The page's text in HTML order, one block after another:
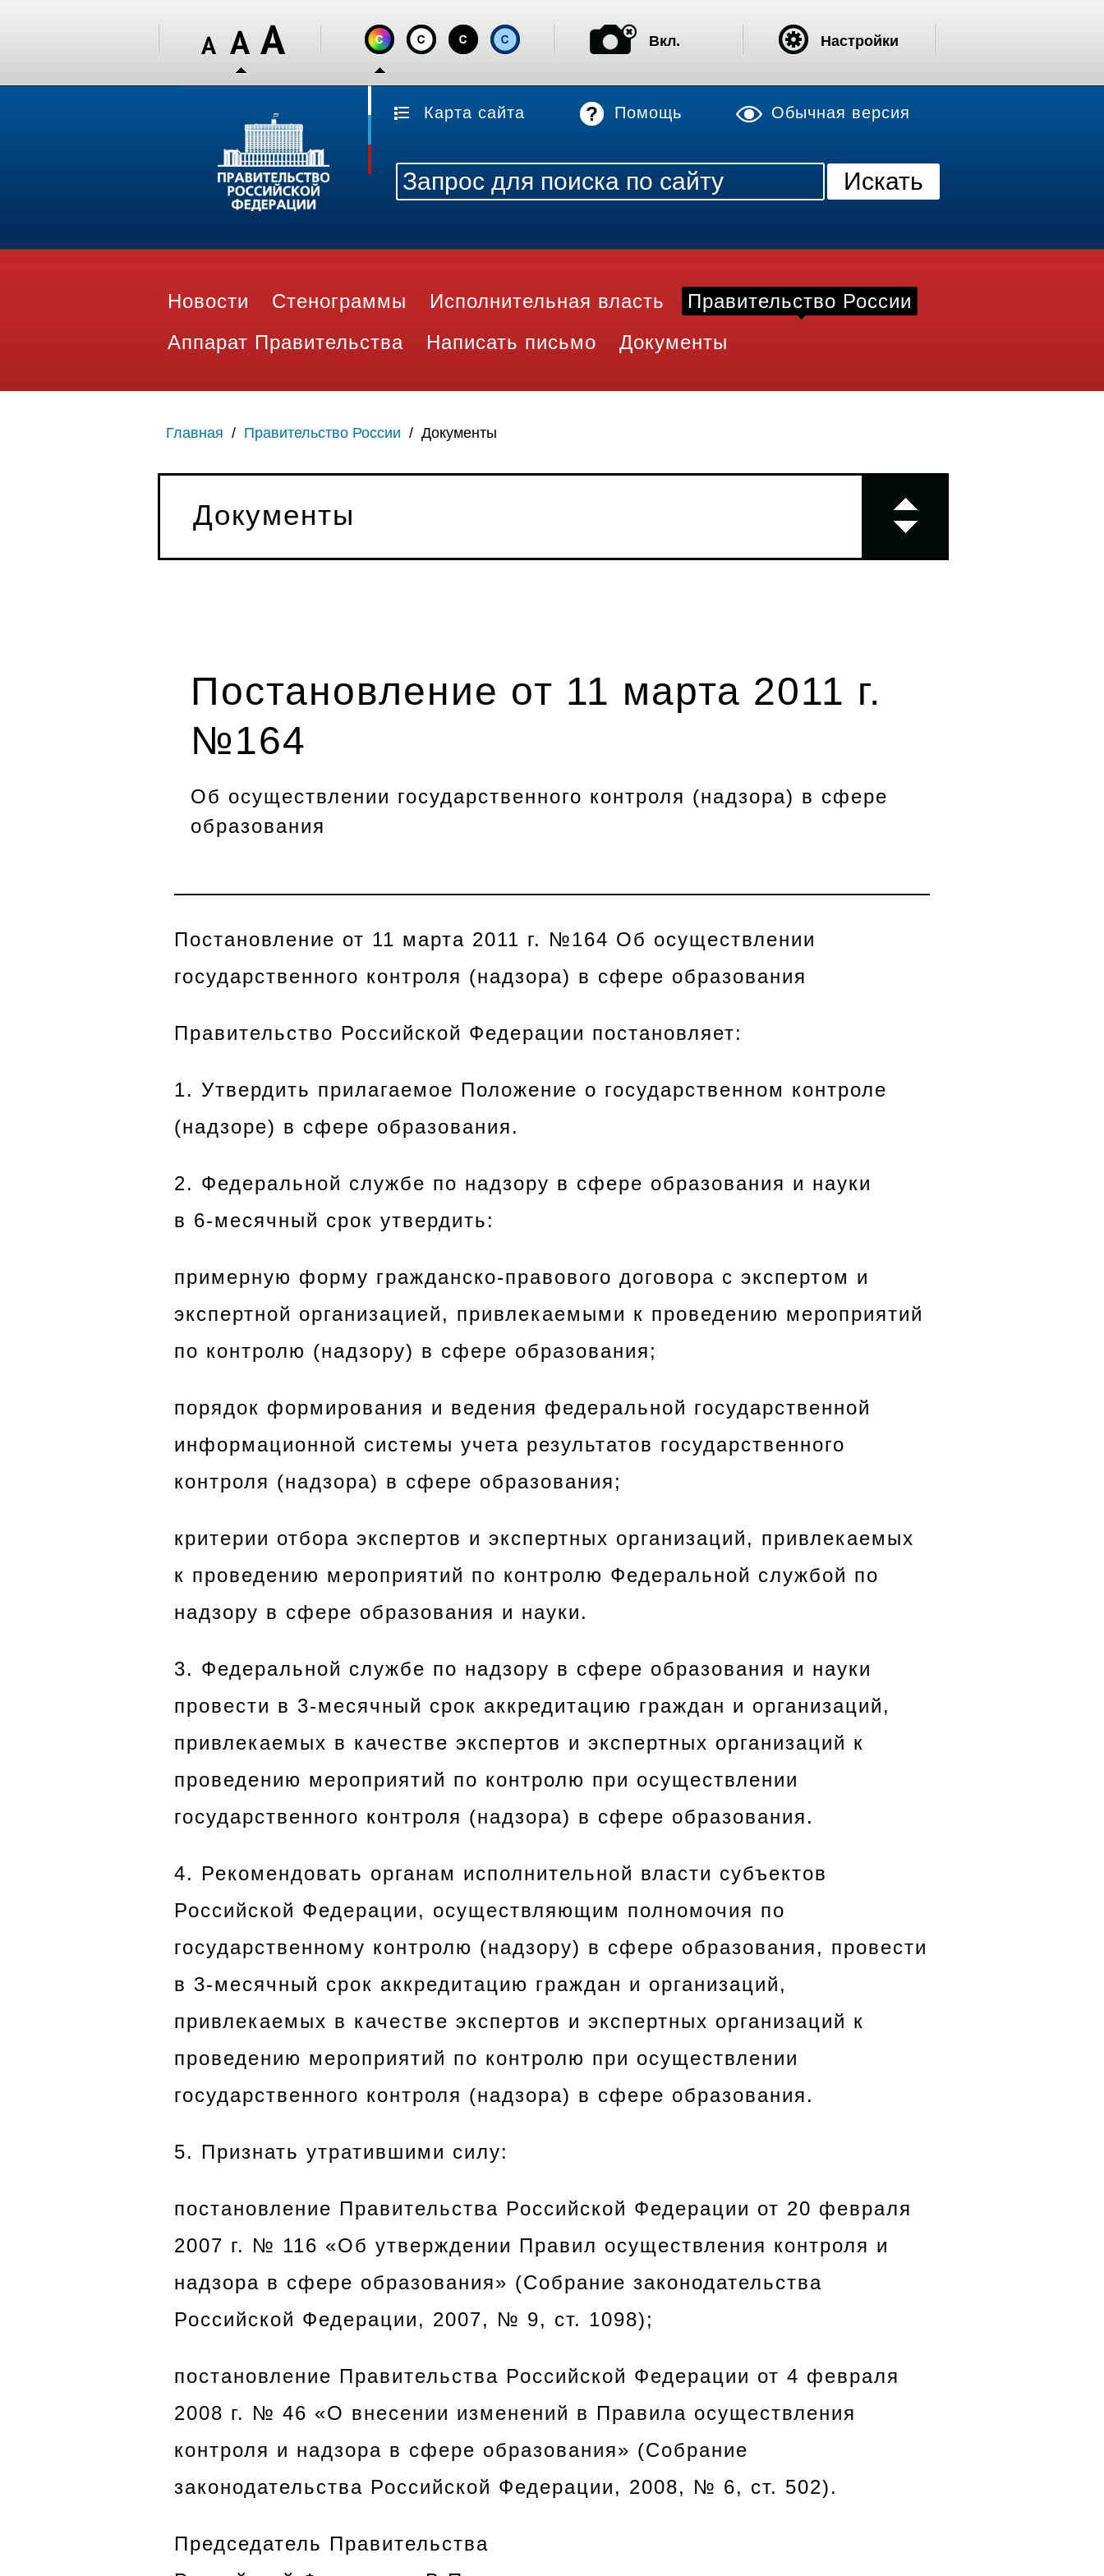
Карта сайта Помощь Обычная версия
Новости Стенограммы Исполнительная власть
Правительство России
Аппарат Правительства
Написать письмо Документы
Главная / Правительство России / Документы
Документы
Постановление от 11 марта 2011 г.
№164
Об осуществлении государственного контроля (надзора) в сфере
образования
Постановление от 11 марта 2011 г. №164 Об осуществлении
государственного контроля (надзора) в сфере образования
Правительство Российской Федерации постановляет:
1. Утвердить прилагаемое Положение о государственном контроле
(надзоре) в сфере образования.
2. Федеральной службе по надзору в сфере образования и науки
в 6-месячный срок утвердить:
примерную форму гражданско-правового договора с экспертом и
экспертной организацией, привлекаемыми к проведению мероприятий
по контролю (надзору) в сфере образования;
порядок формирования и ведения федеральной государственной
информационной системы учета результатов государственного
контроля (надзора) в сфере образования;
критерии отбора экспертов и экспертных организаций, привлекаемых
к проведению мероприятий по контролю Федеральной службой по
надзору в сфере образования и науки.
3. Федеральной службе по надзору в сфере образования и науки
провести в 3-месячный срок аккредитацию граждан и организаций,
привлекаемых в качестве экспертов и экспертных организаций к
проведению мероприятий по контролю при осуществлении
государственного контроля (надзора) в сфере образования.
4. Рекомендовать органам исполнительной власти субъектов
Российской Федерации, осуществляющим полномочия по
государственному контролю (надзору) в сфере образования, провести
в 3-месячный срок аккредитацию граждан и организаций,
привлекаемых в качестве экспертов и экспертных организаций к
проведению мероприятий по контролю при осуществлении
государственного контроля (надзора) в сфере образования.
5. Признать утратившими силу:
постановление Правительства Российской Федерации от 20 февраля
2007 г. № 116 «Об утверждении Правил осуществления контроля и
надзора в сфере образования» (Собрание законодательства
Российской Федерации, 2007, № 9, ст. 1098);
постановление Правительства Российской Федерации от 4 февраля
2008 г. № 46 «О внесении изменений в Правила осуществления
контроля и надзора в сфере образования» (Собрание
законодательства Российской Федерации, 2008, № 6, ст. 502).
Председатель Правительства
Вкл. Настройки